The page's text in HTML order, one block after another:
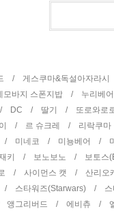
드 / 게스쿠마&독설아자라
모바지 스폰지밥 / 누리베
/ DC / 딸기 / 또로와
이 / 르 슈크레 / 리락쿠
/ 미네코 / 미뇽베어 /
재키 / 보노보노 / 보토
로 / 사이먼스 캣 / 산리
/ 스타워즈(Starwars) /
앵그리버드 / 에비츄 /